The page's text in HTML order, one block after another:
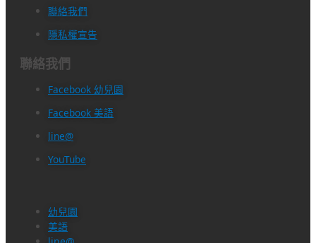
聯絡我們
隱私權宣告
聯絡我們
Facebook 幼兒園
Facebook 美語
line@
YouTube
幼兒園
美語